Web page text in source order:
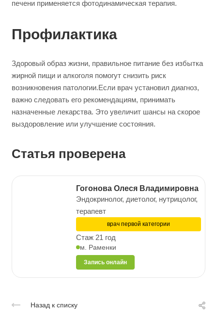
печени применяется фотодинамическая терапия.
Профилактика
Здоровый образ жизни, правильное питание без избытка
жирной пищи и алкоголя помогут снизить риск
возникновения патологии.Если врач установил диагноз,
важно следовать его рекомендациям, принимать
назначенные лекарства. Это увеличит шансы на скорое
выздоровление или улучшение состояния.
Cтатья проверена
Гогонова Олеся Владимировна
Эндокринолог, диетолог, нутрицолог,
терапевт
врач первой категории
Стаж 21 год
м. Раменки
Запись онлайн
Назад к списку